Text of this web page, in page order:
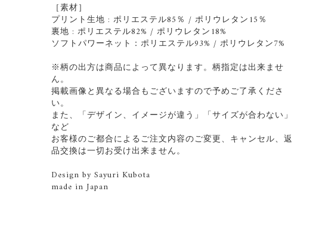
［素材］
プリント生地 : ポリエステル85％ / ポリウレタン15％
裏地 : ポリエステル82% / ポリウレタン18%
ソフトパワーネット：ポリエステル93% / ポリウレタン7%
※柄の出方は商品によって異なります。柄指定は出来ませ
ん。
掲載画像と異なる場合もございますので予めご了承くださ
い。
また、「デザイン、イメージが違う」「サイズが合わない」
など
お客様のご都合によるご注文内容のご変更、キャンセル、返
品交換は一切お受け出来ません。
Design by Sayuri Kubota
made in Japan